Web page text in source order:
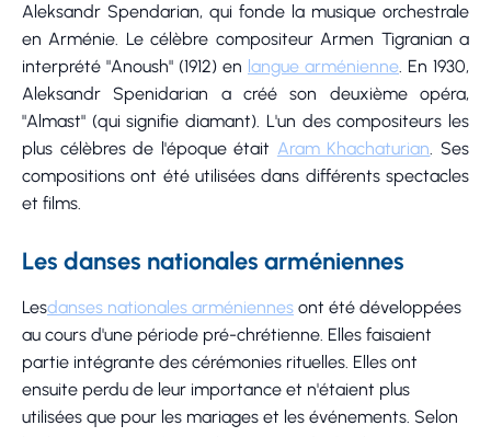
Aleksandr Spendarian, qui fonde la musique orchestrale
en Arménie. Le célèbre compositeur Armen Tigranian a
interprété "Anoush" (1912) en langue arménienne. En 1930,
Aleksandr Spenidarian a créé son deuxième opéra,
"Almast" (qui signifie diamant). L'un des compositeurs les
plus célèbres de l'époque était Aram Khachaturian. Ses
compositions ont été utilisées dans différents spectacles
et films.
Les danses nationales arméniennes
Lesdanses nationales arméniennes ont été développées
au cours d'une période pré-chrétienne. Elles faisaient
partie intégrante des cérémonies rituelles. Elles ont
ensuite perdu de leur importance et n'étaient plus
utilisées que pour les mariages et les événements. Selon